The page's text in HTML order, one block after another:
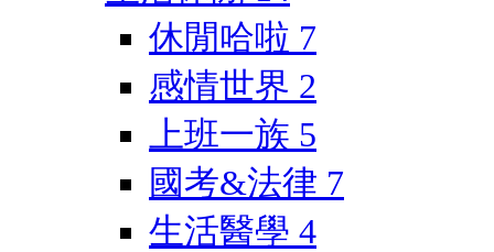
休閒哈啦 7
感情世界 2
上班一族 5
國考&法律 7
生活醫學 4